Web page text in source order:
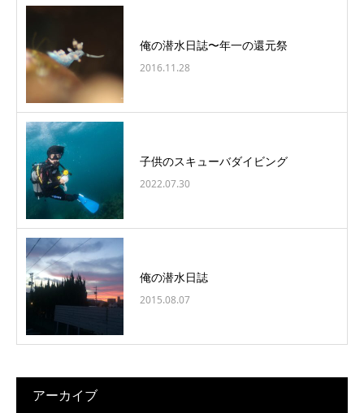
俺の潜水日誌〜年一の還元祭
2016.11.28
子供のスキューバダイビング
2022.07.30
俺の潜水日誌
2015.08.07
アーカイブ